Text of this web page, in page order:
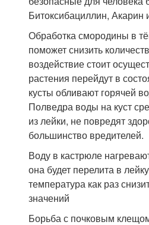
Битоксибациллин, Акарин
Обработка смородины в
поможет снизить
воздействие стоит
растения перейдут в
кусты обливают горячей
Полведра воды на куст
из лейки, не повредят
большинство вредителей.
Воду в кастрюле
она будет перелита в
температура как раз
значений
Борьба с почковым